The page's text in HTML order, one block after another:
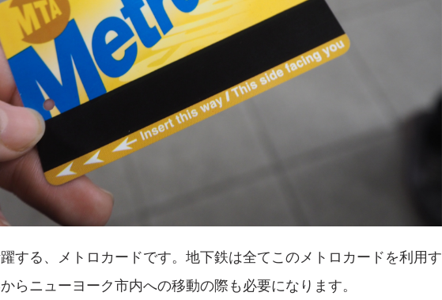
する、メトロカードです。地下鉄は全てこのメトロカードを利用す
らニューヨーク市内への移動の際も必要になります。